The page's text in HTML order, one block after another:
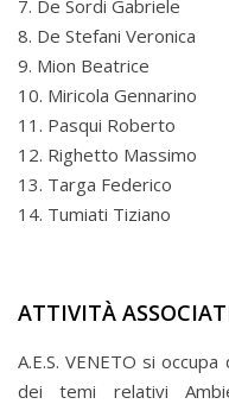
7. De Sordi Gabriele
8. De Stefani Veronica
9. Mion Beatrice
10. Miricola Gennarino
11. Pasqui Roberto
12. Righetto Massimo
13. Targa Federico
14. Tumiati Tiziano
ATTIVITÀ
A.E.S. VENETO si
dei temi relativi